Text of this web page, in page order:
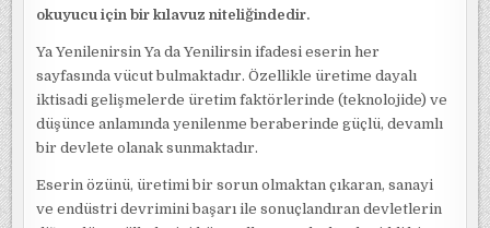
okuyucu için bir kılavuz niteliğindedir.
Ya Yenilenirsin Ya da Yenilirsin ifadesi eserin her
sayfasında vücut bulmaktadır. Özellikle üretime dayalı
iktisadi gelişmelerde üretim faktörlerinde (teknolojide) ve
düşünce anlamında yenilenme beraberinde güçlü, devamlı
bir devlete olanak sunmaktadır.
Eserin özünü, üretimi bir sorun olmaktan çıkaran, sanayi
ve endüstri devrimini başarı ile sonuçlandıran devletlerin